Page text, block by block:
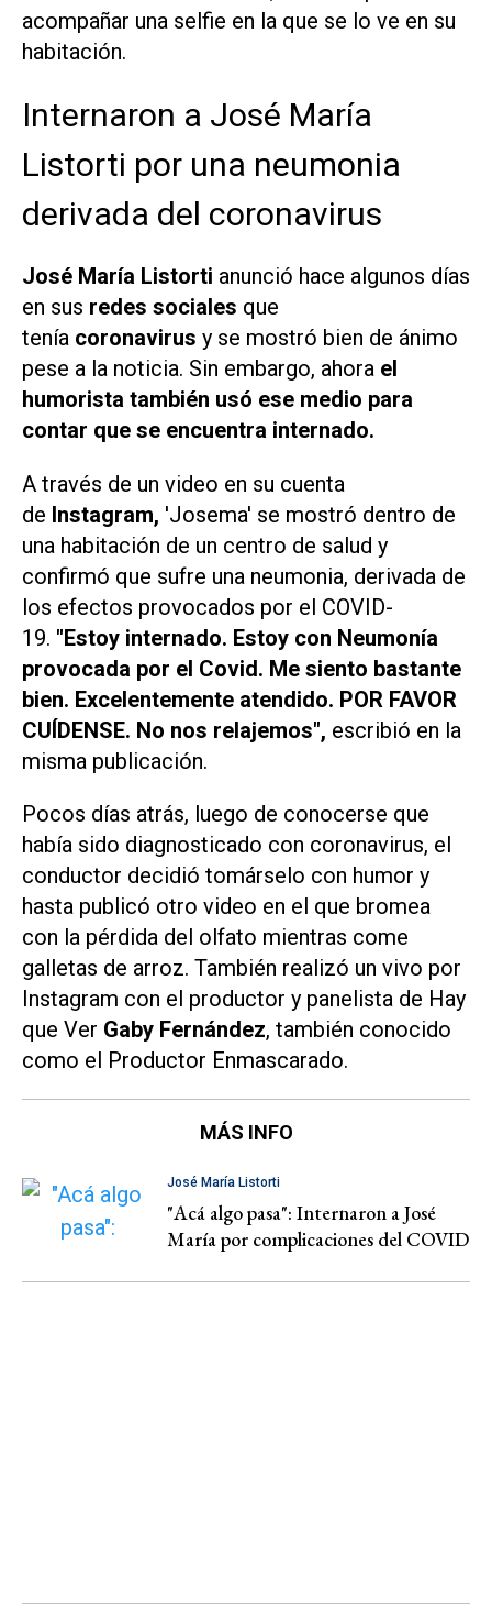
acompañar una selfie en la que se lo ve en su
habitación.
Internaron a José María
Listorti por una neumonia
derivada del coronavirus
José María Listorti anunció hace algunos días
en sus redes sociales que
tenía coronavirus y se mostró bien de ánimo
pese a la noticia. Sin embargo, ahora el
humorista también usó ese medio para
contar que se encuentra internado.
A través de un video en su cuenta
de Instagram, 'Josema' se mostró dentro de
una habitación de un centro de salud y
confirmó que sufre una neumonia, derivada de
los efectos provocados por el COVID-
19. "Estoy internado. Estoy con Neumonía
provocada por el Covid. Me siento bastante
bien. Excelentemente atendido. POR FAVOR
CUÍDENSE. No nos relajemos", escribió en la
misma publicación.
Pocos días atrás, luego de conocerse que
había sido diagnosticado con coronavirus, el
conductor decidió tomárselo con humor y
hasta publicó otro video en el que bromea
con la pérdida del olfato mientras come
galletas de arroz. También realizó un vivo por
Instagram con el productor y panelista de Hay
que Ver Gaby Fernández, también conocido
como el Productor Enmascarado.
MÁS INFO
José María Listorti
"Acá algo pasa": Internaron a José
María por complicaciones del COVID